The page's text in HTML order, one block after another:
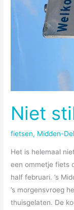
Niet
fietsen, Midden-
Het is helemaal
een ommetje fiets
half februari. ’s
’s morgensvroeg
thuisgelaten. De